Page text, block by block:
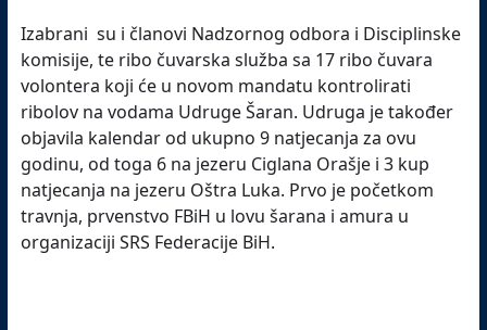
Izabrani su i članovi Nadzornog odbora i Disciplinske
komisije, te ribo čuvarska služba sa 17 ribo čuvara
volontera koji će u novom mandatu kontrolirati
ribolov na vodama Udruge Šaran. Udruga je također
objavila kalendar od ukupno 9 natjecanja za ovu
godinu, od toga 6 na jezeru Ciglana Orašje i 3 kup
natjecanja na jezeru Oštra Luka. Prvo je početkom
travnja, prvenstvo FBiH u lovu šarana i amura u
organizaciji SRS Federacije BiH.